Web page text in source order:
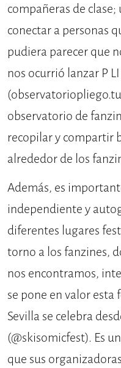
compañeras de
conectar a personas
pudiera parecer que
nos ocurrió lanzar P LI
observatorio de
recopilar y compartir
alrededor de los
Además, es
independiente y
diferentes lugares
torno a los fanzines,
nos encontramos,
se pone en valor esta
Sevilla se celebra
(@skisomicfest). Es
que sus